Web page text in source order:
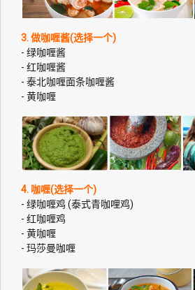
3. 做咖喱酱(选择一个)
- 绿咖喱酱
- 红咖喱酱
- 泰北咖喱面条咖喱酱
- 黄咖喱
4. 咖喱(选择一个)
- 绿咖喱鸡 (泰式青咖哩鸡)
- 红咖喱鸡
- 黄咖喱
- 玛莎曼咖喱